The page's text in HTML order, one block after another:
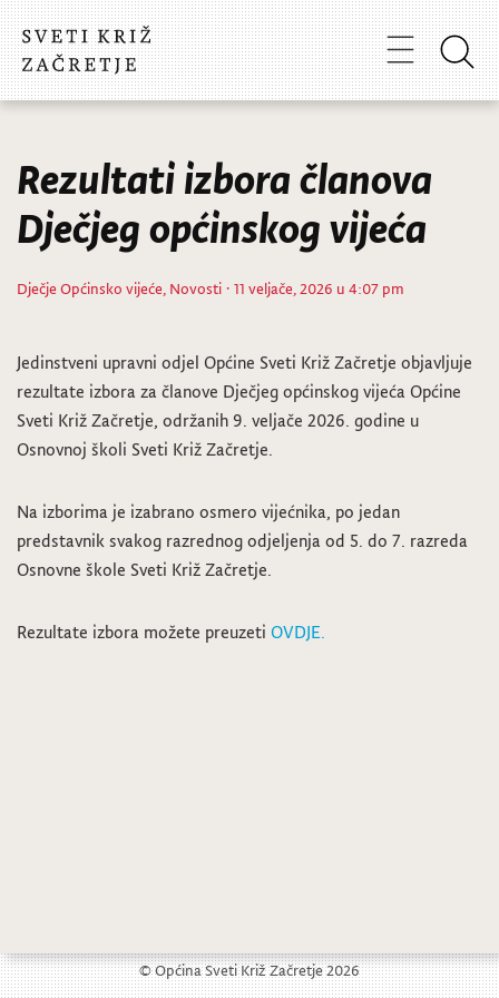
Rezultati izbora članova
Dječjeg općinskog vijeća
Dječje Općinsko vijeće, Novosti · 11 veljače, 2026 u 4:07 pm
Jedinstveni upravni odjel Općine Sveti Križ Začretje objavljuje
rezultate izbora za članove Dječjeg općinskog vijeća Općine
Sveti Križ Začretje, održanih 9. veljače 2026. godine u
Osnovnoj školi Sveti Križ Začretje.
Na izborima je izabrano osmero vijećnika, po jedan
predstavnik svakog razrednog odjeljenja od 5. do 7. razreda
Osnovne škole Sveti Križ Začretje.
Rezultate izbora možete preuzeti OVDJE.
© Općina Sveti Križ Začretje 2026